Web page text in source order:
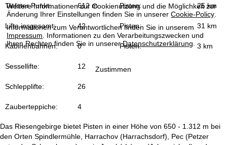
Weitere Informationen zur Cookienutzung und die Möglichkeit zur
Änderung Ihrer Einstellungen finden Sie in unsererCookie-Policy
Informationen zum Verantwortlichen finden Sie in unserem
Impressum . Informationen zu den Verarbeitungszwecken und
Ihren Rechten finden Sie in unsererDatenschutzerklärung
Zustimmen
s
e
Tiefster Punkt: 612 m Pisten: 25 km
Lifte insgesamt: 42 Pisten: 31 km
Kabinenbahnen: 0 Pisten: 3 km
Sessellifte: 12
Schlepplifte: 26
Zauberteppiche: 4
Das Riesengebirge bietet Pisten in einer Höhe von 650 - 1.312 m bei
den Orten Spindlermühle, Harrachov (Harrachsdorf), Pec (Petzer